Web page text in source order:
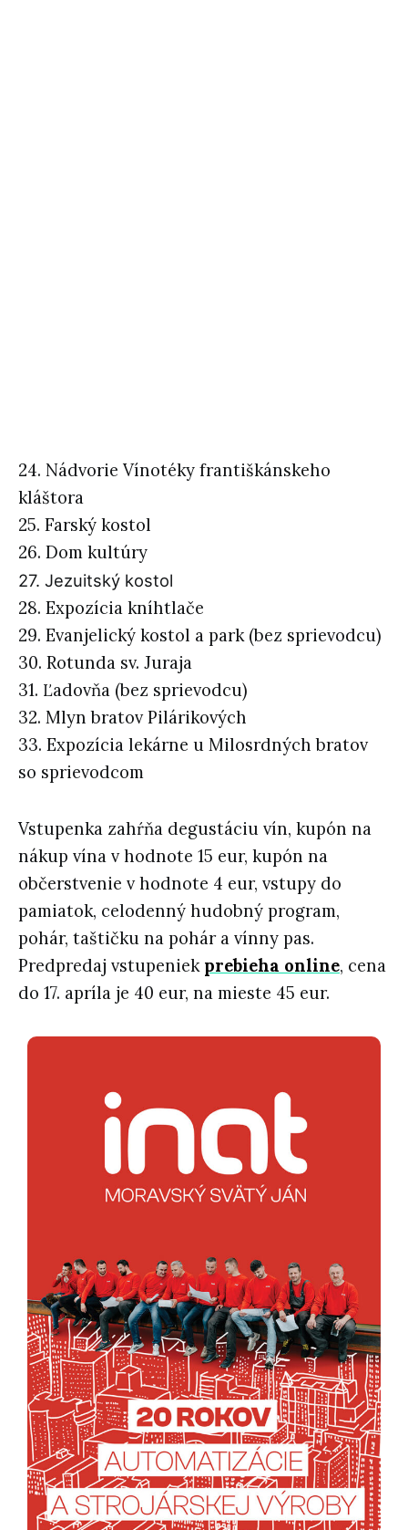
24. Nádvorie Vínotéky františkánskeho
kláštora
25. Farský kostol
26. Dom kultúry
27. Jezuitský kostol
28. Expozícia kníhtlače
29. Evanjelický kostol a park (bez sprievodcu)
30. Rotunda sv. Juraja
31. Ľadovňa (bez sprievodcu)
32. Mlyn bratov Pilárikových
33. Expozícia lekárne u Milosrdných bratov
so sprievodcom
Vstupenka zahŕňa degustáciu vín, kupón na
nákup vína v hodnote 15 eur, kupón na
občerstvenie v hodnote 4 eur, vstupy do
pamiatok, celodenný hudobný program,
pohár, taštičku na pohár a vínny pas.
Predpredaj vstupeniek prebieha online, cena
do 17. apríla je 40 eur, na mieste 45 eur.